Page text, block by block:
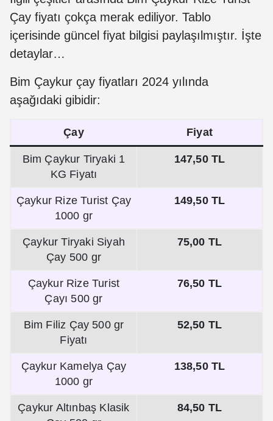
Çay fiyatı çokça merak ediliyor. Tablo
içerisinde güncel fiyat bilgisi paylaşılmıştır. İşte
detaylar…
Bim Çaykur çay fiyatları 2024 yılında
aşağıdaki gibidir:
Çay Fiyat
Bim Çaykur Tiryaki 1
KG Fiyatı
147,50 TL
Çaykur Rize Turist Çay
1000 gr
149,50 TL
Çaykur Tiryaki Siyah
Çay 500 gr
75,00 TL
Çaykur Rize Turist
Çayı 500 gr
76,50 TL
Bim Filiz Çay 500 gr
Fiyatı
52,50 TL
Çaykur Kamelya Çay
1000 gr
138,50 TL
Çaykur Altınbaş Klasik
84,50 TL